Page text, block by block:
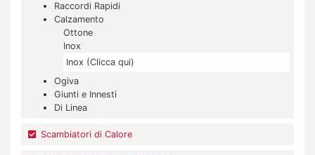
Raccordi Rapidi
Calzamento
Ottone
Inox
Inox (Clicca qui)
Ogiva
Giunti e Innesti
Di Linea
Scambiatori di Calore